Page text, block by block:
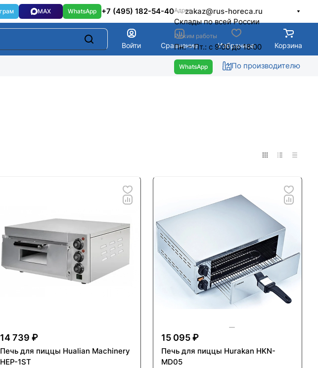
zakaz@rus-horeca.ru
+7 (495) 182-54-40Адрес
Cклады по всей России
Режим работы
Пн. – Пт.: с 9:00 до 18:00
Войти Сравнение Избранное Корзина
По производителю
14 739 ₽
Печь для пиццы Hualian Machinery
HEP-1ST
15 095 ₽
Печь для пиццы Hurakan HKN-
MD05